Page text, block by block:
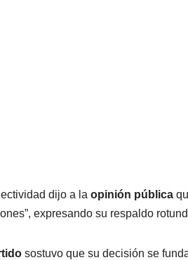
dijo a la opinión pública
expresando su respaldo
sostuvo que su decisión se